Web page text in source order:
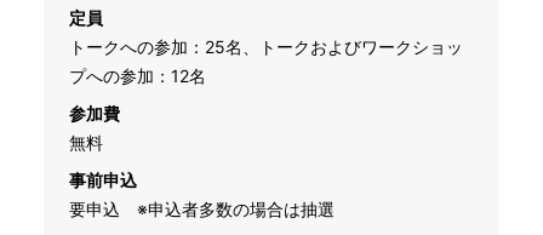
定員
トークへの参加：25名、トークおよびワークショッ
プへの参加：12名
参加費
無料
事前申込
要申込 ※申込者多数の場合は抽選